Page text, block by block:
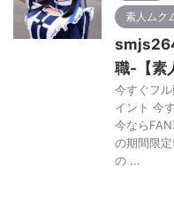
素人ムク
職-【素
今すぐフ
イント 今
今なら
の期間限
の ...